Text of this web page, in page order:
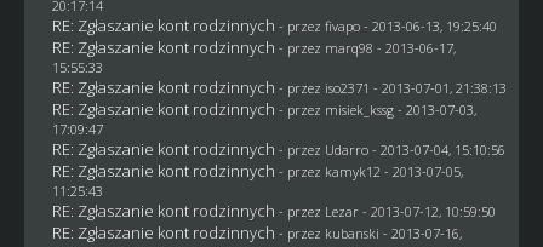
20:17:14
RE: Zgłaszanie kont rodzinnych - przez fivapo- 2013-06-13, 19:25:40
RE: Zgłaszanie kont rodzinnych - przez marq98 - 2013-06-17,
15:55:33
RE: Zgłaszanie kont rodzinnych - przez iso2371 - 2013-07-01, 21:38:13
RE: Zgłaszanie kont rodzinnych - przez misiek_kssg- 2013-07-03,
17:09:47
RE: Zgłaszanie kont rodzinnych - przez Udarro- 2013-07-04, 15:10:56
RE: Zgłaszanie kont rodzinnych - przez kamyk12 - 2013-07-05,
11:25:43
RE: Zgłaszanie kont rodzinnych - przez Lezar- 2013-07-12, 10:59:50
RE: Zgłaszanie kont rodzinnych - przez kubanski - 2013-07-16,